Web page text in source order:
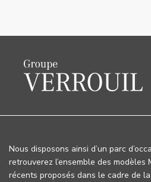
Nous disposons ainsi d’un parc
retrouverez l’ensemble des modèles
récents proposés dans le cadre de la